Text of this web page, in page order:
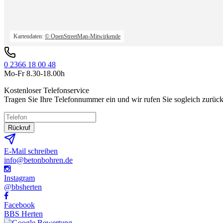
Kartendaten: © OpenStreetMap-Mitwirkende
0 2366 18 00 48
Mo-Fr 8.30-18.00h
Kostenloser Telefonservice
Tragen Sie Ihre Telefonnummer ein und wir rufen Sie sogleich
Rückruf
E-Mail schreiben
info@betonbohren.de
Instagram
@bbsherten
Facebook
BBS Herten